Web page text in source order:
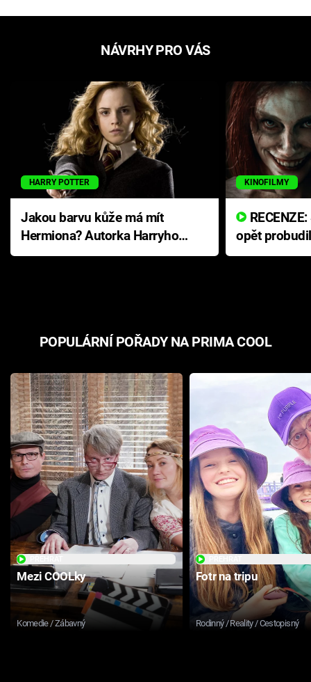
NÁVRHY PRO VÁS
HARRY POTTER
Jakou barvu kůže má mít
Hermiona? Autorka Harryho
Pottera přišla s ráznou
KINOFILMY
opět
přichází s
POPULÁRNÍ POŘADY NA PRIMA COOL
Mezi COOLky
Komedie / Zábavný
Fotr na tripu
Rodinný / Reality / Cestopisný